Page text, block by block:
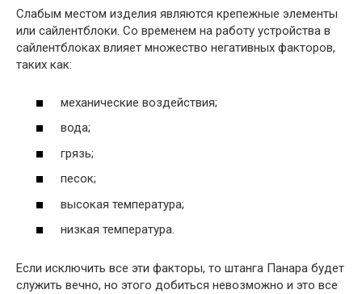
Слабым местом изделия являются крепежные элементы
или сайлентблоки. Со временем на работу устройства в
сайлентблоках влияет множество негативных факторов,
таких как:
механические воздействия;
вода;
грязь;
песок;
высокая температура;
низкая температура.
Если исключить все эти факторы, то штанга Панара будет
служить вечно, но этого добиться невозможно и это все